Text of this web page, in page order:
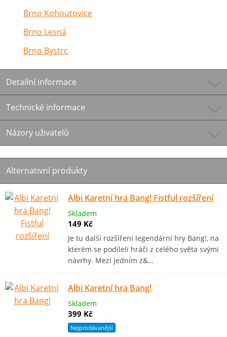
Brno Kohoutovice
Brno Lesná
Brno Bystrc
Detailní informace
Technické informace
Názory uživatelů
Alternativní produkty
Albi Karetní hra Bang! Fistful rozšíření
Skladem
149 Kč
Je tu další rozšíření legendární hry Bang!, na
kterém se podíleli hráči z celého světa svými
návrhy. Mezi jedním z&…
Albi Karetní hra Bang!
Skladem
399 Kč
Nejprodávanější